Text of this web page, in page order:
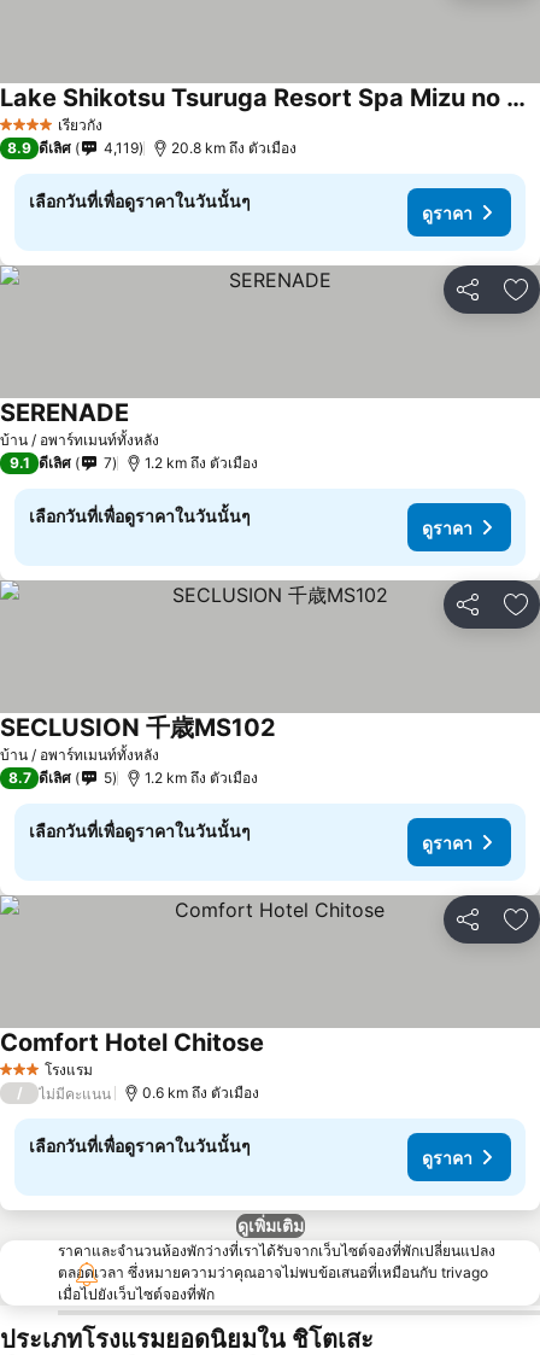
4 ดาว เรียวกัง
Lake Shikotsu Tsuruga Resort Spa Mizu no Uta
8.9 ดีเลิศ 4,119 20.8 km ถึง ตัวเมือง
เลือกวันที่เพื่อดูราคาในวันนั้นๆ
ดูราคา
แชร์ เ
บ้าน / อพาร์ทเมนท์ทั้งหลัง
SERENADE
9.1 ดีเลิศ 7 1.2 km ถึง ตัวเมือง
เลือกวันที่เพื่อดูราคาในวันนั้นๆ
ดูราคา
แชร์ เ
บ้าน / อพาร์ทเมนท์ทั้งหลัง
SECLUSION 千歳MS102
8.7 ดีเลิศ 5 1.2 km ถึง ตัวเมือง
เลือกวันที่เพื่อดูราคาในวันนั้นๆ
ดูราคา
แชร์ เ
3 ดาว โรงแรม
Comfort Hotel Chitose
/ ไม่มีคะแนน 0.6 km ถึง ตัวเมือง
เลือกวันที่เพื่อดูราคาในวันนั้นๆ
ดูราคา
ดูเพิ่มเติม
ราคาและจำนวนห้องพักว่างที่เราได้รับจากเว็บไซต์จองที่พักเปลี่ยนแปลง
ตลอดเวลา ซึ่งหมายความว่าคุณอาจไม่พบข้อเสนอที่เหมือนกับ trivago
เมื่อไปยังเว็บไซต์จองที่พัก
ประเภทโรงแรมยอดนิยมใน ชิโตเสะ